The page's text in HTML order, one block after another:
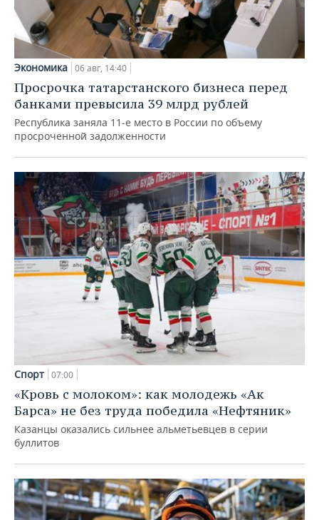
Экономика 06 авг, 14:40
Просрочка татарстанского бизнеса перед
банками превысила 39 млрд рублей
Республика заняла 11-е место в России по объему
просроченной задолженности
Спорт 07:00
«Кровь с молоком»: как молодежь «Ак
Барса» не без труда победила «Нефтяник»
Казанцы оказались сильнее альметьевцев в серии
буллитов